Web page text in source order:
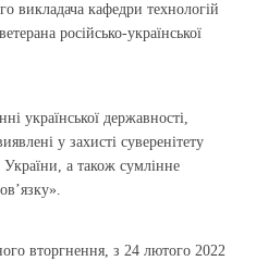
кафедри технологій
російсько-української
української державності,
у захисті суверенітету
України, а також сумлінне
вторгнення, з 24 лютого 2022